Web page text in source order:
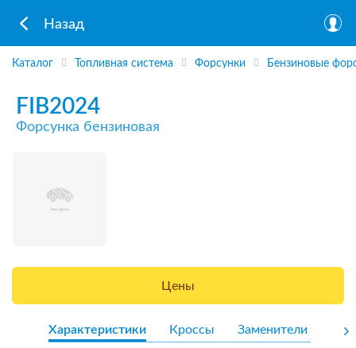
Назад
Каталог Топливная система Форсунки Бензиновые
FIB2024
Форсунка бензиновая
Цены
Характеристики Кроссы Заменители